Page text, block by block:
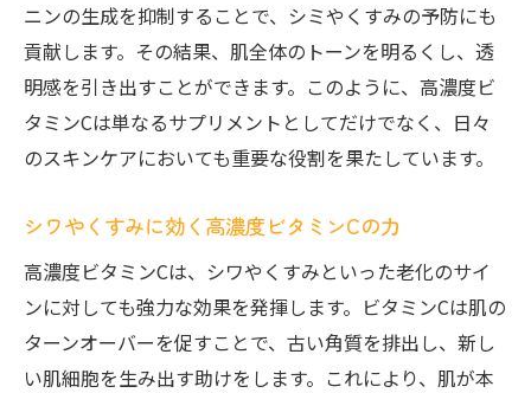
ニンの生成を抑制することで、シミやくすみの予防にも
貢献します。その結果、肌全体のトーンを明るくし、透
明感を引き出すことができます。このように、高濃度ビ
タミンCは単なるサプリメントとしてだけでなく、日々
のスキンケアにおいても重要な役割を果たしています。
シワやくすみに効く高濃度ビタミンCの力
高濃度ビタミンCは、シワやくすみといった老化のサイ
ンに対しても強力な効果を発揮します。ビタミンCは肌の
ターンオーバーを促すことで、古い角質を排出し、新し
い肌細胞を生み出す助けをします。これにより、肌が本